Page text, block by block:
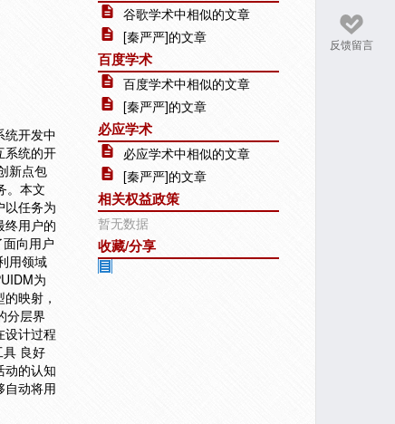
反馈留言
统开发中
系统的开
新点包
。本文
以任务为
终用户的
向用户
用领域
为
映射，
分层界
设计过程
良好
动的认知
自动将用
谷歌学术中相似的文章
[秦严严]的文章
百度学术
百度学术中相似的文章
[秦严严]的文章
必应学术
必应学术中相似的文章
[秦严严]的文章
相关权益政策
暂无数据
收藏/分享